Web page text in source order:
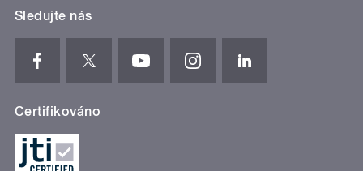
Sledujte nás
Certifikováno